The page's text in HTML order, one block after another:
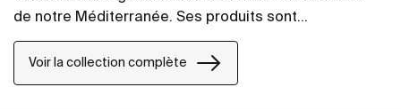
de notre Méditerranée. Ses produits sont
fonctionnels sans jamais paraître froids, avec une
esthétique marquée, en accord avec la chaleur
inhérente du milieu naturel.
Voir la collection complète